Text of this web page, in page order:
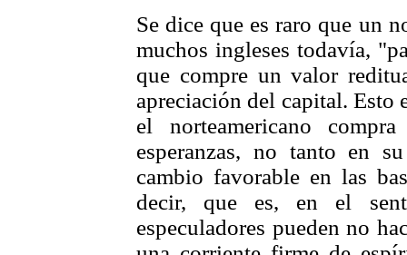
Se dice que es raro que un
muchos ingleses todavía,
que compre un valor
apreciación del capital. Esto
el norteamericano
esperanzas, no tanto en
cambio favorable en las
decir, que es, en el
especuladores pueden no